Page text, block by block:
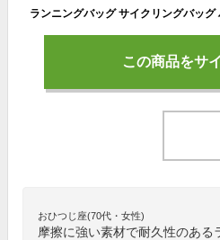
この商品をサ
おひつじ座(70代・女性)
摩擦に強い素材で耐久性のある